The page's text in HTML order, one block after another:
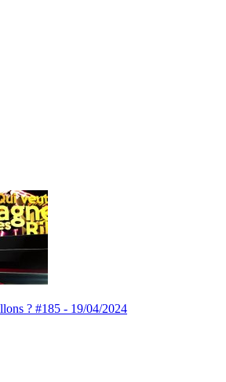
? #185 - 19/04/2024